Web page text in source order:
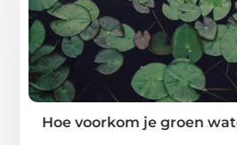
Hoe voorkom je groen